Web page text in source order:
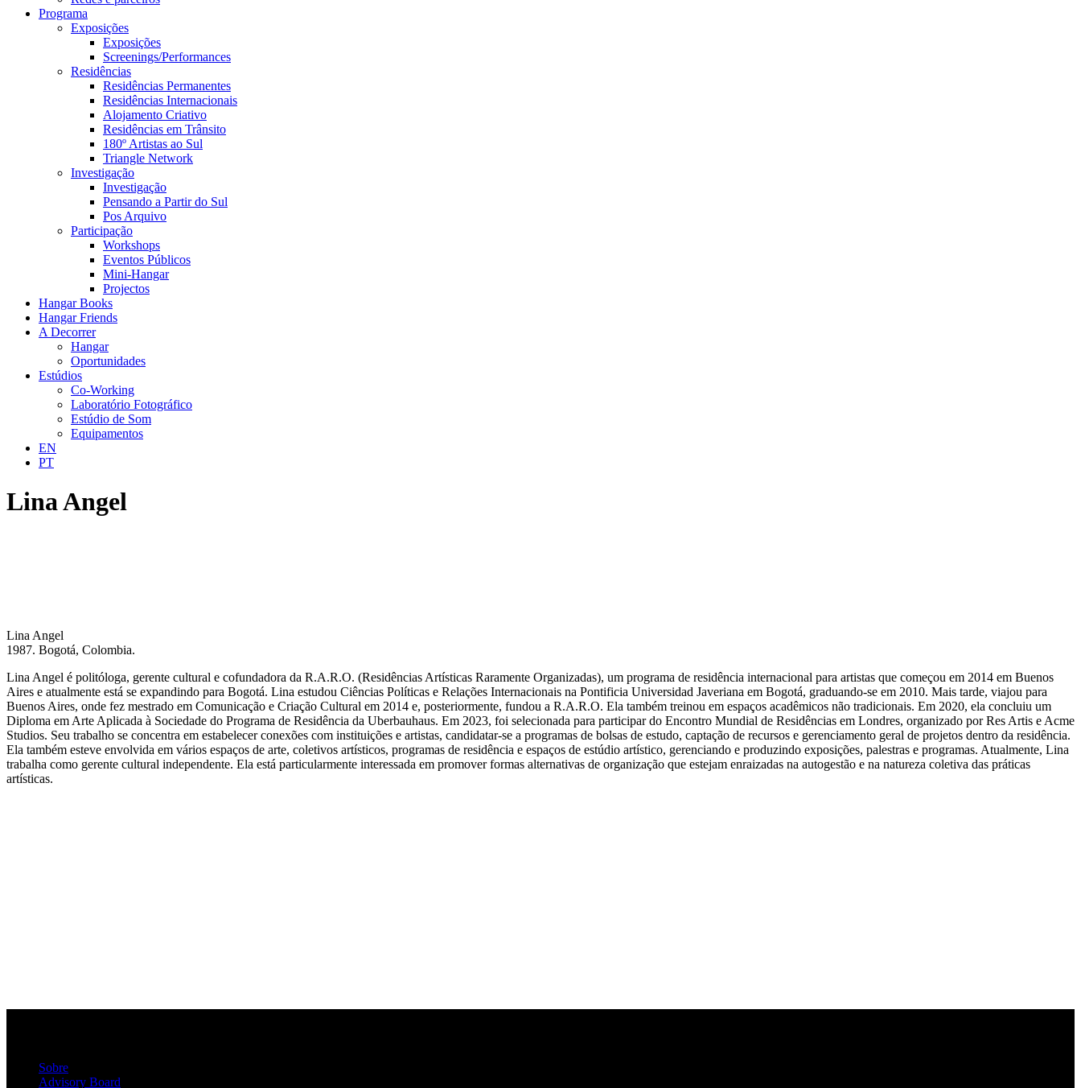
Programa
Exposições
Exposições
Screenings/Performances
Residências
Residências Permanentes
Residências Internacionais
Alojamento Criativo
Residências em Trânsito
180º Artistas ao Sul
Triangle Network
Investigação
Investigação
Pensando a Partir do Sul
Pos Arquivo
Participação
Workshops
Eventos Públicos
Mini-Hangar
Projectos
Hangar Books
Hangar Friends
A Decorrer
Hangar
Oportunidades
Estúdios
Co-Working
Laboratório Fotográfico
Estúdio de Som
Equipamentos
EN
PT
Lina Angel
Lina Angel
1987. Bogotá, Colombia.
Lina Angel é politóloga, gerente cultural e cofundadora da R.A.R.O. (Residências Artísticas Raramente Organizadas), um programa de residência internacional para artistas que começou em 2014 em Buenos
Aires e atualmente está se expandindo para Bogotá. Lina estudou Ciências Políticas e Relações Internacionais na Pontificia Universidad Javeriana em Bogotá, graduando-se em 2010. Mais tarde, viajou para
Buenos Aires, onde fez mestrado em Comunicação e Criação Cultural em 2014 e, posteriormente, fundou a R.A.R.O. Ela também treinou em espaços acadêmicos não tradicionais. Em 2020, ela concluiu um
Diploma em Arte Aplicada à Sociedade do Programa de Residência da Uberbauhaus. Em 2023, foi selecionada para participar do Encontro Mundial de Residências em Londres, organizado por Res Artis e Acme
Studios. Seu trabalho se concentra em estabelecer conexões com instituições e artistas, candidatar-se a programas de bolsas de estudo, captação de recursos e gerenciamento geral de projetos dentro da residência.
Ela também esteve envolvida em vários espaços de arte, coletivos artísticos, programas de residência e espaços de estúdio artístico, gerenciando e produzindo exposições, palestras e programas. Atualmente, Lina
trabalha como gerente cultural independente. Ela está particularmente interessada em promover formas alternativas de organização que estejam enraizadas na autogestão e na natureza coletiva das práticas
artísticas.
Sobre
Advisory Board